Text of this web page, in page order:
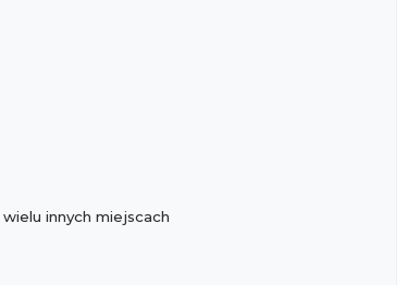
innych miejscach